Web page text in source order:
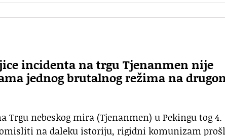
incidenta na trgu Tjenanmen nije
jednog brutalnog režima na
Trgu nebeskog mira (Tjenanmen) u Pekingu tog 4.
na daleku istoriju, rigidni komunizam